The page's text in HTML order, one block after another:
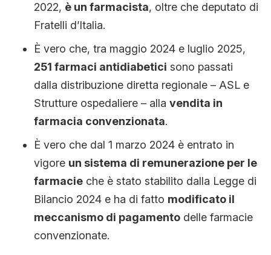
2022, è un farmacista, oltre che deputato di
Fratelli d’Italia.
È vero che, tra maggio 2024 e luglio 2025,
251 farmaci antidiabetici sono passati
dalla distribuzione diretta regionale – ASL e
Strutture ospedaliere – alla vendita in
farmacia convenzionata.
È vero che dal 1 marzo 2024 è entrato in
vigore un sistema di remunerazione per le
farmacie che è stato stabilito dalla Legge di
Bilancio 2024 e ha di fatto modificato il
meccanismo di pagamento delle farmacie
convenzionate.